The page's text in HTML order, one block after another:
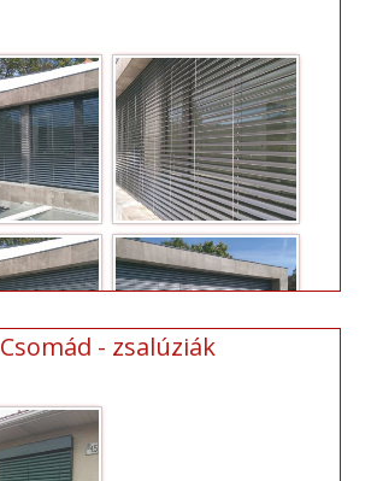
Csomád - zsalúziák